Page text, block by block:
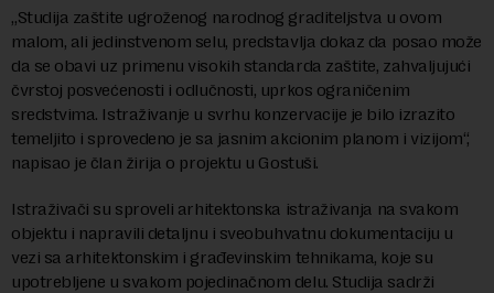
„Studija zaštite ugroženog narodnog graditeljstva u ovom
malom, ali jedinstvenom selu, predstavlja dokaz da posao može
da se obavi uz primenu visokih standarda zaštite, zahvaljujući
čvrstoj posvećenosti i odlučnosti, uprkos ograničenim
sredstvima. Istraživanje u svrhu konzervacije je bilo izrazito
temeljito i sprovedeno je sa jasnim akcionim planom i vizijom“,
napisao je član žirija o projektu u Gostuši.
Istraživači su sproveli arhitektonska istraživanja na svakom
objektu i napravili detaljnu i sveobuhvatnu dokumentaciju u
vezi sa arhitektonskim i građevinskim tehnikama, koje su
upotrebljene u svakom pojedinačnom delu. Studija sadrži